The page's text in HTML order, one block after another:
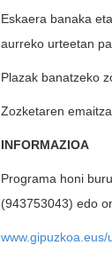
Eskaera banaka
aurreko urteetan
Plazak banatzeko
Zozketaren
INFORMAZIOA
Programa honi
(943753043) edo
www.gipuzkoa.eus/